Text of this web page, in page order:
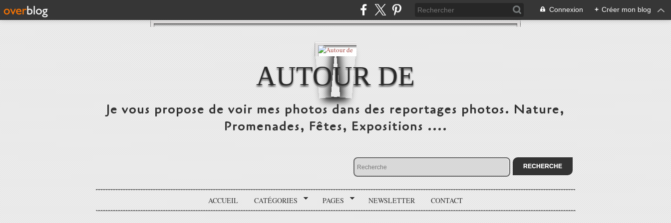
Connexion + Créer mon blog
AUTOUR DE
Je vous propose de voir mes photos dans des reportages photos. Nature,
Promenades, Fêtes, Expositions ....
ACCUEIL CATÉGORIES PAGES NEWSLETTER CONTACT